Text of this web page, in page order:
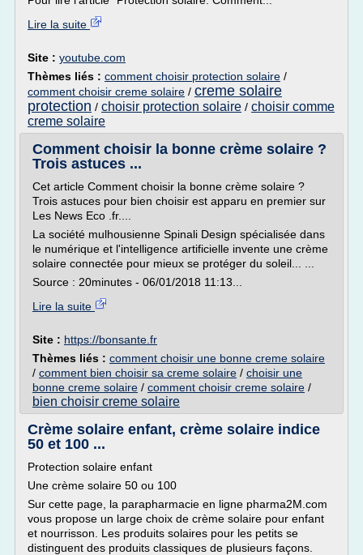
Lire la suite
Site : youtube.com
Thèmes liés : comment choisir protection solaire /
comment choisir creme solaire / creme solaire
protection / choisir protection solaire / choisir comme
creme solaire
Comment choisir la bonne crème solaire ?
Trois astuces ...
Cet article Comment choisir la bonne crème solaire ?
Trois astuces pour bien choisir est apparu en premier sur
Les News Eco .fr....
La société mulhousienne Spinali Design spécialisée dans
le numérique et l'intelligence artificielle invente une crème
solaire connectée pour mieux se protéger du soleil... ...
Source : 20minutes - 06/01/2018 11:13...
Lire la suite
Site : https://bonsante.fr
Thèmes liés : comment choisir une bonne creme solaire
/ comment bien choisir sa creme solaire / choisir une
bonne creme solaire / comment choisir creme solaire /
bien choisir creme solaire
Crème solaire enfant, crème solaire indice
50 et 100 ...
Protection solaire enfant
Une crème solaire 50 ou 100
Sur cette page, la parapharmacie en ligne pharma2M.com
vous propose un large choix de crème solaire pour enfant
et nourrisson. Les produits solaires pour les petits se
distinguent des produits classiques de plusieurs façons.